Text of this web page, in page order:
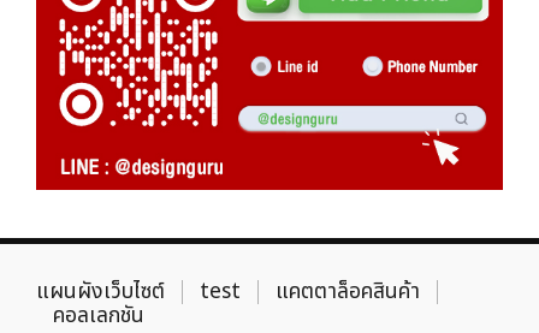
แผนผังเว็บไซต์ test แคตตาล็อคสินค้า
คอลเลกชัน